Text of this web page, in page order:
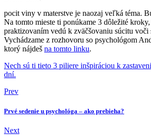
pocit viny v materstve je naozaj veľká téma.
Na tomto mieste ti ponúkame 3 dôležité
praktizovaním vedú k zväčšovaniu súcitu voči
Vychádzame z rozhovoru so psychológom
ktorý nájdeš na tomto linku.
Nech sú ti tieto 3 piliere inšpiráciou k
dní.
Prev
Prvé sedenie u psychológa – ako prebieha?
Next